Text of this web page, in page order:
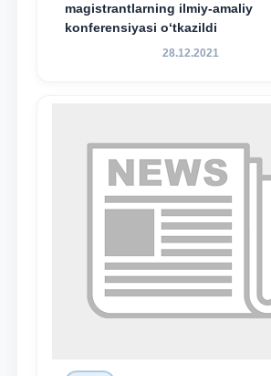
magistrantlarning ilmiy-amaliy
konferensiyasi o‘tkazildi
28.12.2021